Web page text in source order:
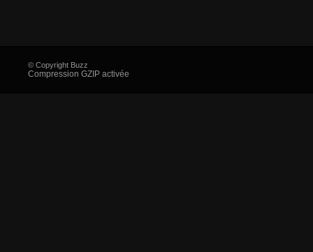
© Copyright Buzz
Compression GZIP activée